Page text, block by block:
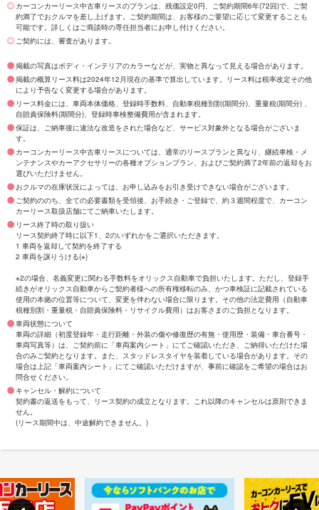
カーコンカーリース中古車リースのプランは、残価設定0円、ご契約期間6年(72回)で、ご契
約満了でおクルマを差し上げます。ご契約期間は、お客様のご要望に応じて変更することも
可能です。詳しくはご商談時の専任担当者にお申し付けください。
ご契約には、審査があります。
掲載の写真はボディ・インテリアのカラーなどが、実物と異なって見える場合があります。
掲載の概算リース料は2024年12月現在の基準で算出しています。リース料は税率改定その他
により予告なく変更する場合があります。
リース料金には、車両本体価格、登録時手数料、自動車税種別割(期間分)、重量税(期間分) 、
自賠責保険料(期間分)、登録時車検整備費用が含まれます。
保証は、ご納車後に違法な改造をされた場合など、サービス対象外となる場合がございま
す。
カーコンカーリース中古車リースについては、通常のリースプランと異なり、継続車検・メ
ンテナンスやカーアクセサリーの各種オプションプラン、およびご契約満了2年前の返却をお
選びいただけません。
おクルマの在庫状況によっては、お申し込みをお引き受けできない場合がございます。
ご契約ののち、全ての必要書類を受領後、お手続き・ご登録で、約３週間程度で、カーコン
カーリース取扱店舗にてご納車いたします。
リース終了時の取り扱い
リース契約終了時に以下1、2のいずれかをご選択いただきます。
1 車両を返却して契約を終了する
2 車両を譲りうける(※)
※2の場合、名義変更に関わる手数料をオリックス自動車で負担いたします。ただし、登録手
続きがオリックス自動車からご契約者様への所有権移転のみ、かつ車検証に記載されている
使用の本拠の位置等について、変更を伴わない場合に限ります。その他の法定費用（自動車
税種別割・重量税・自賠責保険料・リサイクル費用）はお客さまのご負担となります。
車両状態について
車両の詳細（初度登録年・走行距離・外装の傷や修復歴の有無・使用歴・装備・車台番号・
車両写真等）は、ご契約前に「車両案内シート」にてご確認いただき、ご納得いただけた場
合のみご契約となります。また、スタッドレスタイヤを装着している場合があります。その
場合は上記「車両案内シート」にてご確認いただけますが、事前に確認をご希望の場合はお
問合せください。
キャンセル・解約について
契約書の返送をもって、リース契約の成立となります。これ以降のキャンセルは原則できま
せん。
(リース期間中は、中途解約できません。)